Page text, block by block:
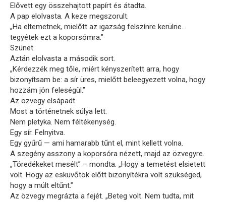
Elővett egy összehajtott papírt és átadta.
A pap elolvasta. A keze megszorult.
„Ha eltemetnek, mielőtt az igazság felszínre kerülne…
tegyétek ezt a koporsómra.”
Szünet.
Aztán elolvasta a második sort.
„Kérdezzék meg tőle, miért kényszerített arra, hogy
bizonyítsam be: a sír üres, mielőtt beleegyezett volna, hogy
hozzám jön feleségül.”
Az özvegy elsápadt.
Most a történetnek súlya lett.
Nem pletyka. Nem féltékenység.
Egy sír. Felnyitva.
Egy gyűrű — ami hamarabb tűnt el, mint kellett volna.
A szegény asszony a koporsóra nézett, majd az özvegyre.
„Töredékeket mesélt” – mondta. „Hogy a temetést elsietett
volt. Hogy az esküvőtök előtt bizonyítékra volt szükséged,
hogy a múlt eltűnt.”
Az özvegy megrázta a fejét. „Beteg volt. Nem tudta, mit